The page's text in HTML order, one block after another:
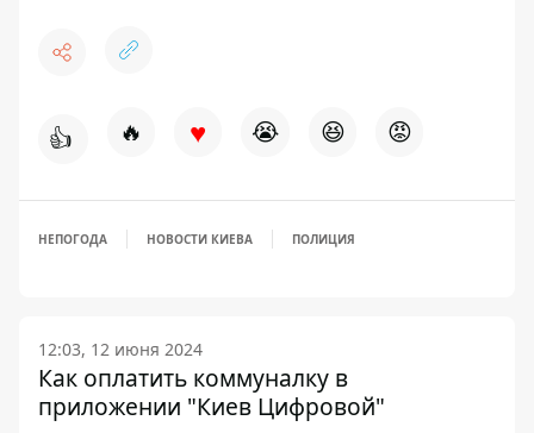
👍 🔥 ♥ 😭 😆 😡
НЕПОГОДА НОВОСТИ КИЕВА ПОЛИЦИЯ
12:03, 12 июня 2024
Как оплатить коммуналку в
приложении "Киев Цифровой"